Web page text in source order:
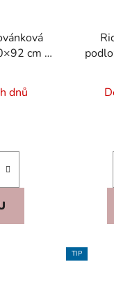
cm –
dnů
TIP